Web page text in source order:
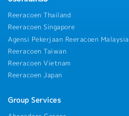
Reeracoen Thailand
Reeracoen Singapore
Agensi Pekerjaan Reeracoen Malaysia
Reeracoen Taiwan
Reeracoen Vietnam
Reeracoen Japan
Group Services